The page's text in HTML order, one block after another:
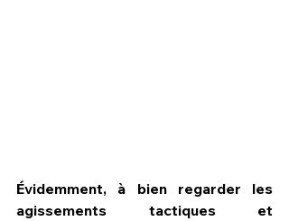
Évidemment, à bien regarder les
agissements tactiques et